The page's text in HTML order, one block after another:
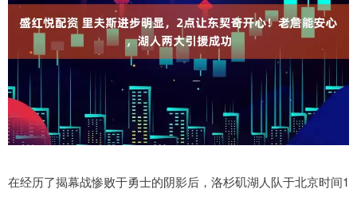
在经历了揭幕战惨败于勇士的阴影后，洛杉矶湖人队于北京时间1